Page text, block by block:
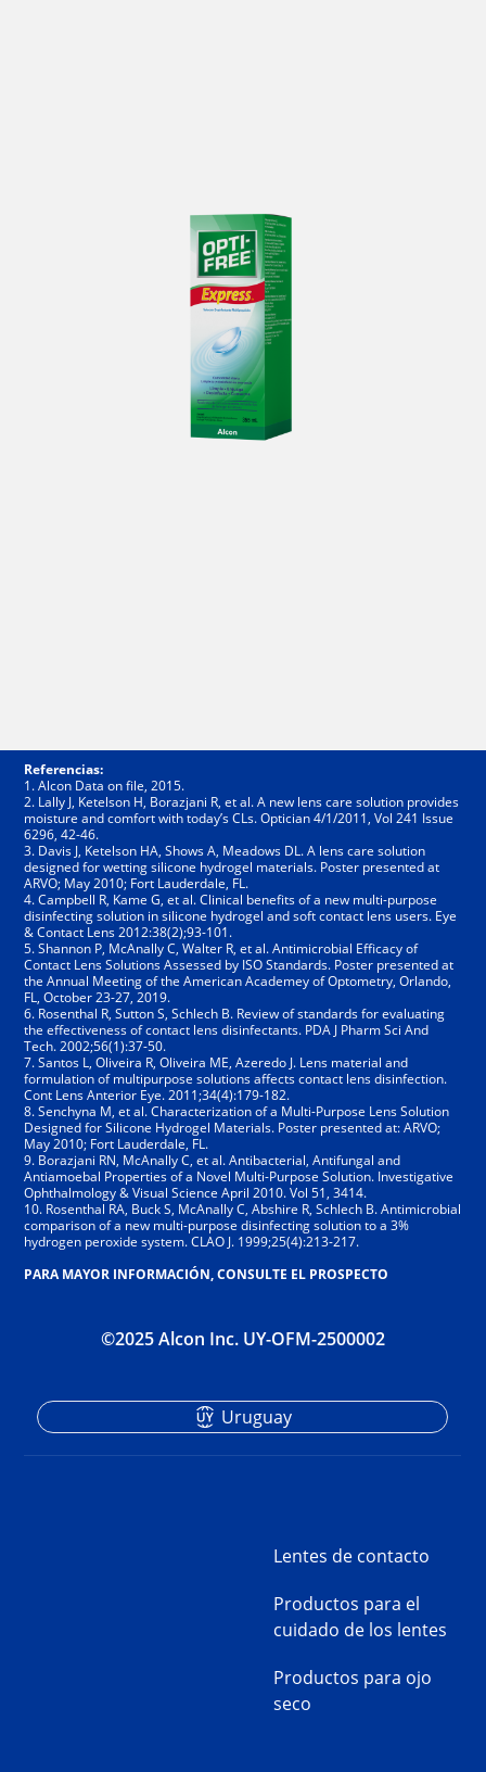
Referencias:
1. Alcon Data on file, 2015.
2. Lally J, Ketelson H, Borazjani R, et al. A new lens care solution provides
moisture and comfort with today’s CLs. Optician 4/1/2011, Vol 241 Issue
6296, 42-46.
3. Davis J, Ketelson HA, Shows A, Meadows DL. A lens care solution
designed for wetting silicone hydrogel materials. Poster presented at
ARVO; May 2010; Fort Lauderdale, FL.
4. Campbell R, Kame G, et al. Clinical benefits of a new multi-purpose
disinfecting solution in silicone hydrogel and soft contact lens users. Eye
& Contact Lens 2012:38(2);93-101.
5. Shannon P, McAnally C, Walter R, et al. Antimicrobial Efficacy of
Contact Lens Solutions Assessed by ISO Standards. Poster presented at
the Annual Meeting of the American Academey of Optometry, Orlando,
FL, October 23-27, 2019.
6. Rosenthal R, Sutton S, Schlech B. Review of standards for evaluating
the effectiveness of contact lens disinfectants. PDA J Pharm Sci And
Tech. 2002;56(1):37-50.
7. Santos L, Oliveira R, Oliveira ME, Azeredo J. Lens material and
formulation of multipurpose solutions affects contact lens disinfection.
Cont Lens Anterior Eye. 2011;34(4):179-182.
8. Senchyna M, et al. Characterization of a Multi-Purpose Lens Solution
Designed for Silicone Hydrogel Materials. Poster presented at: ARVO;
May 2010; Fort Lauderdale, FL.
9. Borazjani RN, McAnally C, et al. Antibacterial, Antifungal and
Antiamoebal Properties of a Novel Multi-Purpose Solution. Investigative
Ophthalmology & Visual Science April 2010. Vol 51, 3414.
10. Rosenthal RA, Buck S, McAnally C, Abshire R, Schlech B. Antimicrobial
comparison of a new multi-purpose disinfecting solution to a 3%
hydrogen peroxide system. CLAO J. 1999;25(4):213-217.
PARA MAYOR INFORMACIÓN, CONSULTE EL PROSPECTO
©2025 Alcon Inc. UY-OFM-2500002
Lentes de contacto
Productos para el
cuidado de los lentes
Productos para ojo
seco
Uruguay